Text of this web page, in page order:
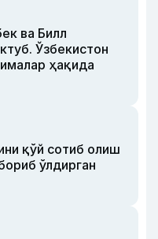
ва Билл
Ўзбекистон
ҳақида
қўй сотиб олиш
ўлдирган